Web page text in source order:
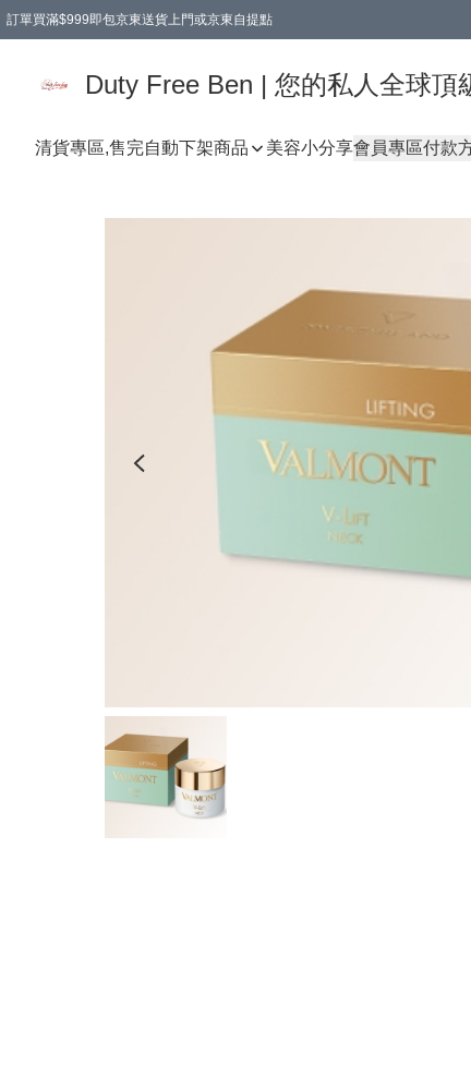
訂單買滿$999即包京東送貨上門或京東自提點
Duty Free Ben | 您的私人全球頂
清貨專區,售完自動下架商品 美容小分享會員專區付款